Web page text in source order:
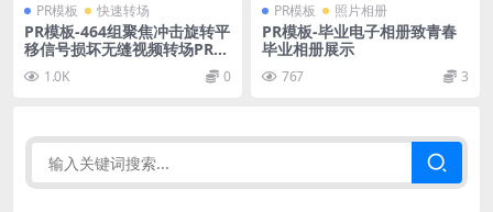
PR模板 快速转场
PR模板-464组聚焦冲击旋转平
移信号损坏无缝视频转场PR预
设 1.0K 0
PR模板 照片相册
PR模板-毕业电子相册致青春
毕业相册展示
767 3